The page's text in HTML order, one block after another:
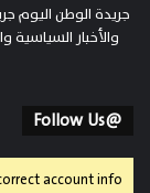
جريدة الوطن اليوم
والأخبار السياسية
@Follow Us
account info.